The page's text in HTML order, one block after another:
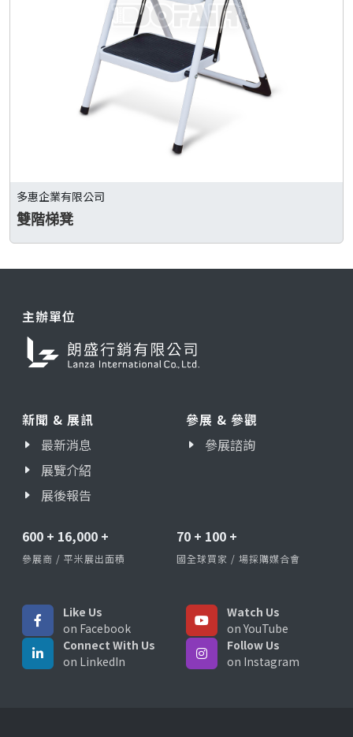
多惠企業有限公司
雙階梯凳
主辦單位
新聞 & 展訊
最新消息
展覽介紹
展後報告
參展 & 參觀
參展諮詢
600 + 16,000 +
參展商 / 平米展出面積
70 + 100 +
國全球買家 / 場採購媒合會
Like Us
on Facebook
Watch Us
on YouTube
Connect With Us
on LinkedIn
Follow Us
on Instagram